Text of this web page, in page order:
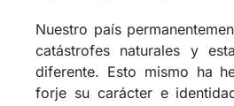
diferente. Esto mismo ha
forje su carácter e
valeroso, abnegado,
desde siempre, ha sido